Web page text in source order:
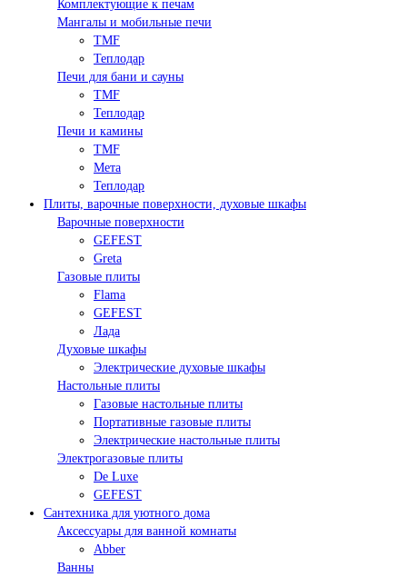
Комплектующие к печам
Мангалы и мобильные печи
TMF
Теплодар
Печи для бани и сауны
TMF
Теплодар
Печи и камины
TMF
Мета
Теплодар
Плиты, варочные поверхности, духовые шкафы
Варочные поверхности
GEFEST
Greta
Газовые плиты
Flama
GEFEST
Лада
Духовые шкафы
Электрические духовые шкафы
Настольные плиты
Газовые настольные плиты
Портативные газовые плиты
Электрические настольные плиты
Электрогазовые плиты
De Luxe
GEFEST
Сантехника для уютного дома
Аксессуары для ванной комнаты
Abber
Ванны